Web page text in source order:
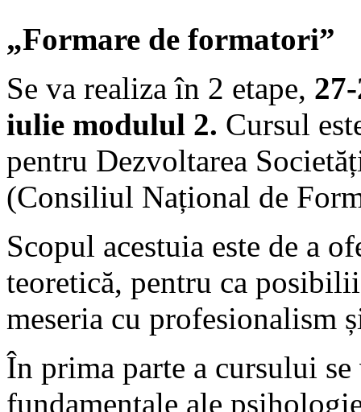
„Formare de formatori”
Se va realiza în 2 etape,
iulie modulul 2. Cursul
pentru Dezvoltarea
(Consiliul Național de
Scopul acestuia este de a
teoretică, pentru ca
meseria cu profesionalism
În prima parte a cursului
fundamentale ale